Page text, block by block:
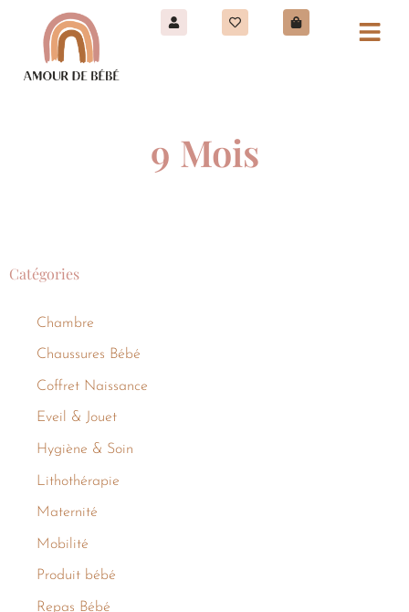
9 Mois
Catégories
Chambre
Chaussures Bébé
Coffret Naissance
Eveil & Jouet
Hygiène & Soin
Lithothérapie
Maternité
Mobilité
Produit bébé
Repas Bébé